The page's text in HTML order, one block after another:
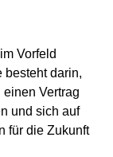
Vorfeld
besteht darin,
Vertrag
und sich auf
für die Zukunft